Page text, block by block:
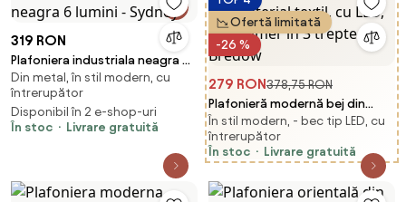
319 RON
Plafoniera industriala neagra 6
lumini - Sydney
Din metal, în stil modern, cu
întrerupător
Disponibil în 2 e-shop-uri
În stoc
Livrare gratuită
Ofertă limitată
-26 %
279 RON378,75 RON
Plafonieră modernă bej din
material textil, cu LED, cu
dimmer în 3 trepte - Bredow
În stil modern, - bec tip LED, cu
întrerupător
În stoc
Livrare gratuită